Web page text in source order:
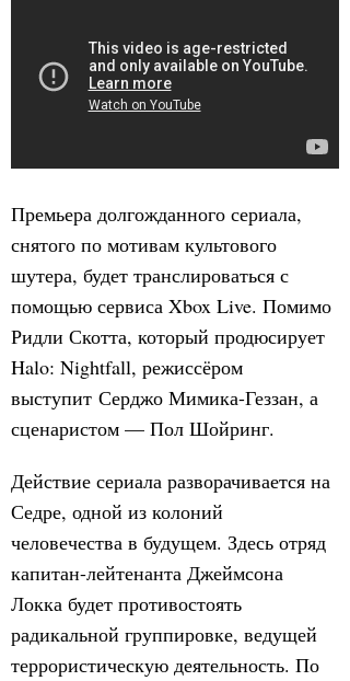
Премьера долгожданного сериала,
снятого по мотивам культового
шутера, будет транслироваться с
помощью сервиса Xbox Live. Помимо
Ридли Скотта, который продюсирует
Halo: Nightfall, режиссёром
выступит Серджо Мимика-Геззан, а
сценаристом — Пол Шойринг.
Действие сериала разворачивается на
Седре, одной из колоний
человечества в будущем. Здесь отряд
капитан-лейтенанта Джеймсона
Локка будет противостоять
радикальной группировке, ведущей
террористическую деятельность. По